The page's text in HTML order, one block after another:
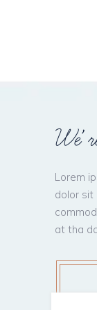
We’r
Lorem
dolor sit
at tha